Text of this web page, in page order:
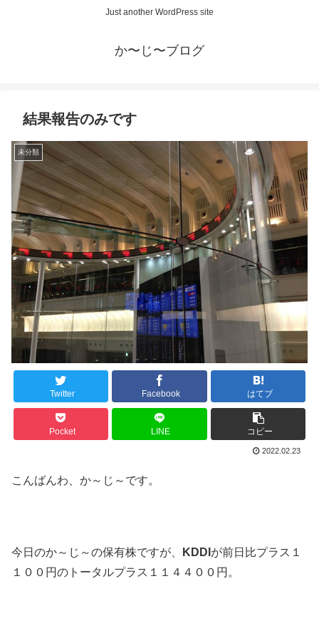
Just another WordPress site
か〜じ〜ブログ
結果報告のみです
未分類
Twitter Facebook はてブ
Pocket LINE コピー
2022.02.23
こんばんわ、か～じ～です。
今日のか～じ～の保有株ですが、 KDDI が前日比プラス１
１００円のトータルプラス１１４４００円。